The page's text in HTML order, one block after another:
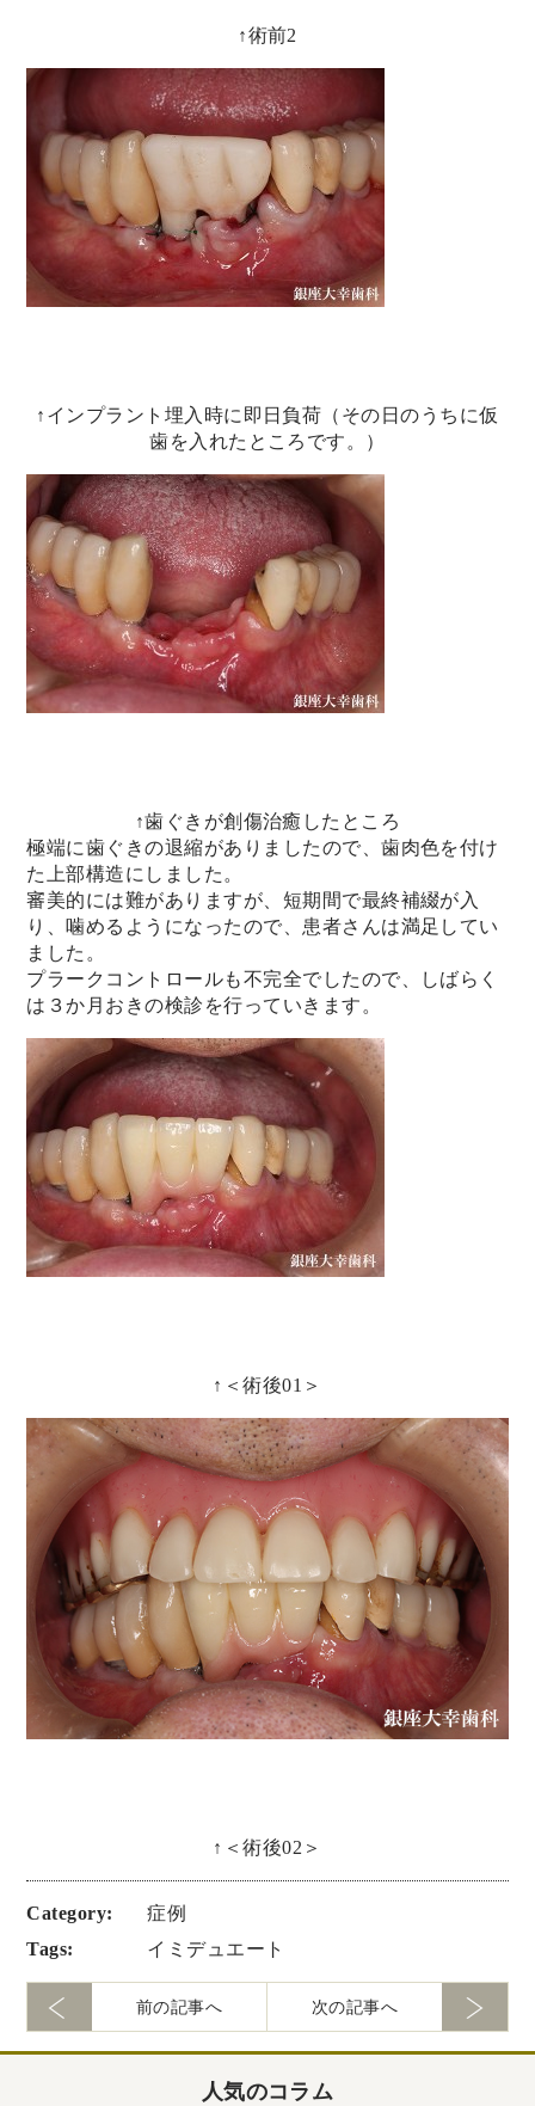
↑術前2
↑インプラント埋入時に即日負荷（その日のうちに仮
歯を入れたところです。）
↑歯ぐきが創傷治癒したところ
極端に歯ぐきの退縮がありましたので、歯肉色を付け
た上部構造にしました。
審美的には難がありますが、短期間で最終補綴が入
り、 噛めるようになったので、患者さんは満足してい
ました。
プラークコントロールも不完全でしたので、
しばらく
は３か月おきの検診を行っていきます。
↑＜術後01＞
↑＜術後02＞
Category:
症例
Tags:
イミデュエート
前の記事へ 次の記事へ
人気のコラム